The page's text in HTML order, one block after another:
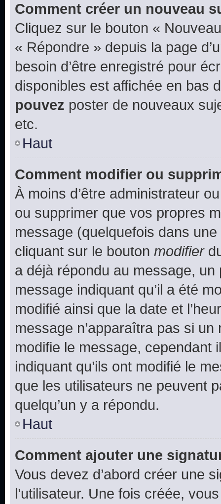
Comment créer un nouveau
Cliquez sur le bouton «
« Répondre » depuis la page
besoin d’être enregistré pour
disponibles est affichée en bas
pouvez poster de nouveaux
etc.
Haut
Comment modifier ou
À moins d’être administrateur
ou supprimer que vos propres
message (quelquefois dans
cliquant sur le bouton modifier
a déjà répondu au message, un
message indiquant qu’il a été
modifié ainsi que la date et
message n’apparaîtra pas si
modifie le message, cependant
indiquant qu’ils ont modifié le
que les utilisateurs ne peuvent
quelqu’un y a répondu.
Haut
Comment ajouter une
Vous devez d’abord créer une
l’utilisateur. Une fois créée,